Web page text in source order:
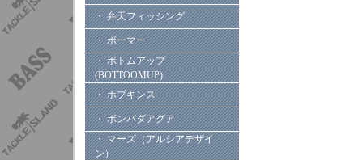
・ 弁天フィッシング
・ ボーマー
・ ボトムアップ
(BOTTOOMUP)
・ ホプキンス
・ ボンバダアグア
・ マーズ（アルシアデザイ
ン）